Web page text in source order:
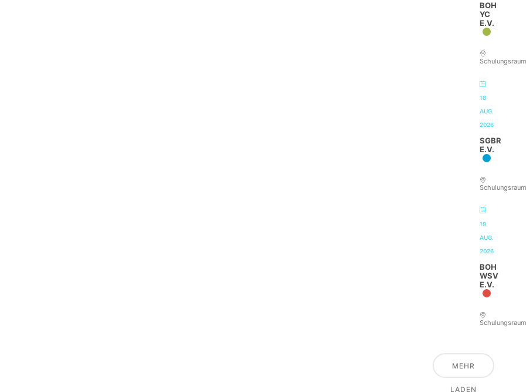
BOH
YC
E.V.
Schulungsraum
18
AUG.
2026
SGBR
E.V.
Schulungsraum
19
AUG.
2026
BOH
WSV
E.V.
Schulungsraum
MEHR
LADEN